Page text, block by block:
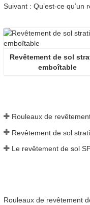
Revêtement de sol
emboîtable
Rouleaux de revêtement